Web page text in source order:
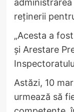
reținerii
„Acesta a
și Arestare
Astăzi, 10
urmează să